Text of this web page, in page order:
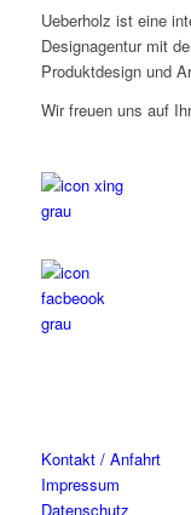
Ueberholz ist eine
Designagentur mit
Produktdesign und
Wir freuen uns auf
Kontakt / Anfahrt
Impressum
Datenschutz